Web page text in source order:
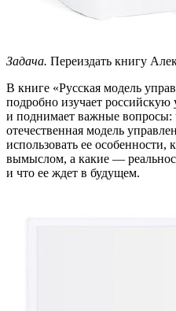
Задача. Переиздать книгу
В книге «Русская модель
подробно изучает
и поднимает важные вопросы:
отечественная модель
использовать ее особенности,
вымыслом, а какие —
и что ее ждет в будущем.